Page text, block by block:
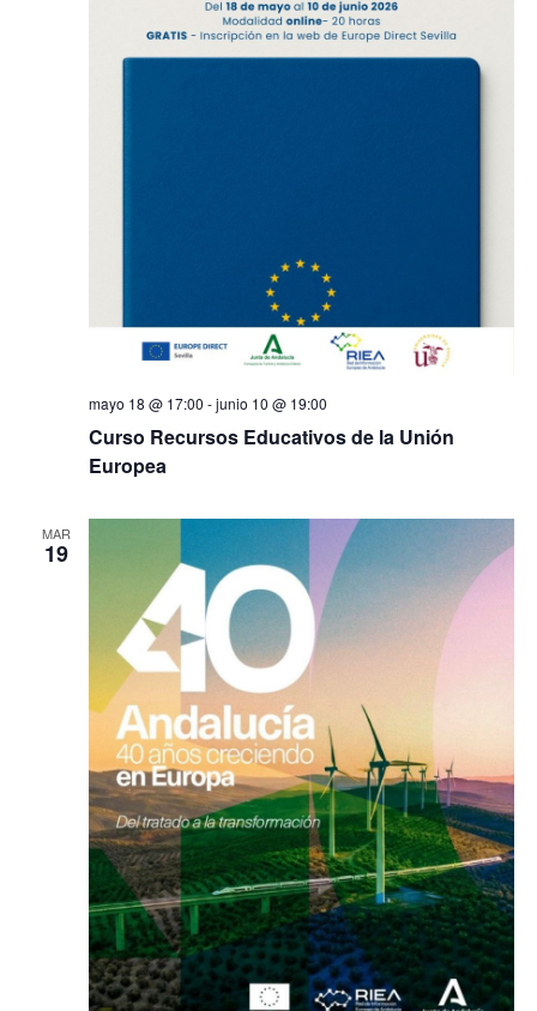
Curso Recursos Educativos de la Unión
Europea
mayo 18 @ 17:00 -junio 10 @ 19:00
MAR
19